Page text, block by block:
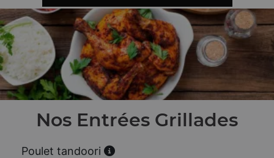
Nos Entrées Grillades
Poulet tandoori